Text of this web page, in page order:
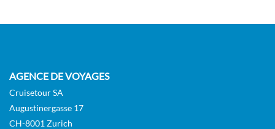
AGENCE DE VOYAGES
Cruisetour SA
Augustinergasse 17
CH-8001 Zurich